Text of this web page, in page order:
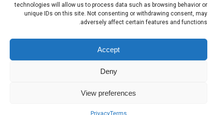
technologies will allow us to process data such as browsing behavior or
unique IDs on this site. Not consenting or withdrawing consent, may
adversely affect certain features and functions.
Accept
Deny
View preferences
Terms
Privacy